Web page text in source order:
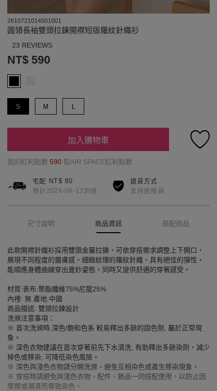
2610721014001001
圓領長袖雙頭拉鍊開襟短版羅紋針織衫
23 REVIEWS
NT$ 590
S M L
加入購物車
我的紅利點數 590 點AIR SPACE紅利點數
宅配 NT$ 80
預計2026-08-13到達
退貨方式
支持退換貨
尺寸說明 商品資訊 搭配商品
此款開襟針織衫採用雙頭金屬拉鍊，可依穿搭需求調整上下開口，
展現不同程度的露膚感。細緻紋理的羅紋針織，具有絕佳的彈性，
能順應身體曲線穿出曼妙姿態，同時又提供舒適的穿著感受。
材質:表布:聚酯纖維75%尼龍25%
內裡: 無 產地:中國
商品描述: 雙頭拉鍊設計
洗滌注意事項：
※ 首次洗滌時,深色/飽和色系 較易釋出多餘的固色劑, 屬於正常現
象。
※ 深色衣物建議在首次穿著前先下水清洗, 有助釋出多餘染劑，減少
掉色或移染, 可降低染色風險。
※ 深色與淺色衣物請分開洗滌，避免互相染色或產生移染現象。
※ 穿搭時請避免與淺色衣物、配件、飾品一同搭配使用，以防止因
摩擦或潮濕而導致染色。